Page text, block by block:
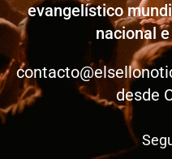
evangelístico
nacional
desde